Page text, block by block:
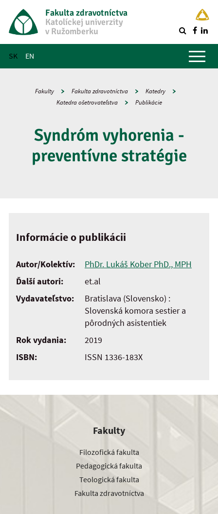
Fakulta zdravotníctva
Katolíckej univerzity
v Ružomberku
SK EN
Hlavné menu
Fakulty Fakulta zdravotníctva
Katedry
Katedra ošetrovateľstva
Publikácie
Syndróm vyhorenia -
preventívne stratégie
Informácie o publikácii
Autor/Kolektív:
PhDr. Lukáš Kober PhD., MPH
Ďalší autori:
et.al
Vydavateľstvo:
Bratislava (Slovensko) :
Slovenská komora sestier a
pôrodných asistentiek
Rok vydania:
2019
ISBN:
ISSN 1336-183X
Fakulty
Filozofická fakulta
Pedagogická fakulta
Teologická fakulta
Fakulta zdravotníctva